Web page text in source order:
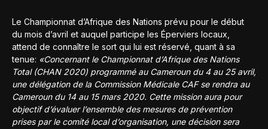
Le Championnat d’Afrique des Nations prévu pour le début
du mois d’avril et auquel participe les Éperviers locaux,
attend de connaître le sort qui lui est réservé, quant à sa
tenue: «Concernant le Championnat d’Afrique des Nations
Total (CHAN 2020) programmé au Cameroun du 4 au 25 avril,
une délégation de la Commission Médicale CAF se rendra au
Cameroun du 14 au 15 mars 2020. Cette mission aura pour
objectif d’évaluer l’ensemble des mesures de prévention
prises par le comité local d’organisation, une décision sera